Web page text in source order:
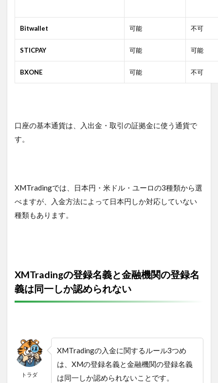
Bitwallet 可能 不可
STICPAY 可能 可能
BXONE 可能 不可
口座の基本通貨は、入出金・取引の証拠金に使う通貨で
す。
XMTradingでは、日本円・米ドル・ユーロの3種類から選
べますが、入金方法によって日本円しか対応していない
種類もあります。
XMTradingの登録名義と金融機関の登録名
義は同一しか認められない
トラダ
XMTradingの入金に関するルール3つめ
は、XMの登録名義と金融機関の登録名義
は同一しか認められないことです。